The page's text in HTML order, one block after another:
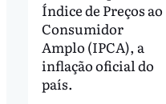
Índice de Preços ao
Consumidor
Amplo (IPCA), a
inflação oficial do
país.